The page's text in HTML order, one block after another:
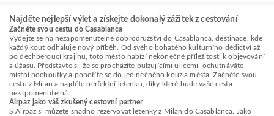
Najděte nejlepší výlet a získejte dokonalý zážitek z cestování
Začněte svou cestu do Casablanca
Vydejte se na nezapomenutelné dobrodružství do Casablanca, destinace, kde
každý kout odhaluje nový příběh. Od svého bohatého kulturního dědictví až
po dechberoucí krajinu, toto město nabízí nekonečné příležitosti k objevování
a úžasu. Představte si, že se procházíte pulzujícími ulicemi, ochutnáváte
místní pochoutky a ponoříte se do jedinečného kouzla města. Začněte svou
cestu z Milan a najděte perfektní letenku, díky které bude vaše cesta
nezapomenutelná.
Airpaz jako váš zkušený cestovní partner
S Airpaz si můžete snadno rezervovat letenky z Milan do Casablanca. Jako